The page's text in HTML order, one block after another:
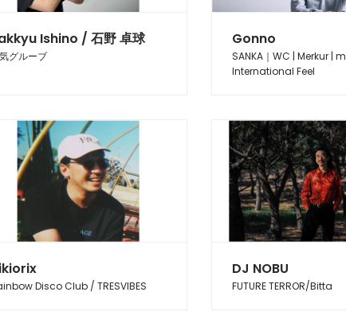
Ishino / 石野 卓球
グルーブ
Gonno
SANKA｜WC | Merkur |
International Feel
Disco Club / TRESVIBES
DJ NOBU
FUTURE TERROR/Bitta